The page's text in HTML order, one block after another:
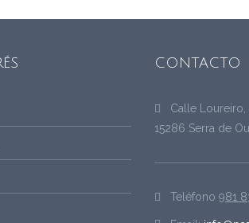
CONTACTO
Calle Loureiro,
15286 Serra de
Teléfono 981